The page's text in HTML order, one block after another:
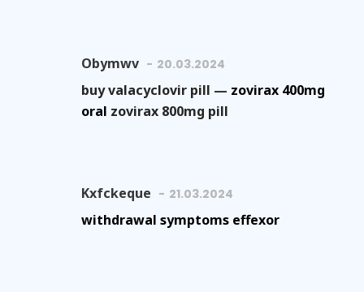
Obymwv 20.03.2024
buy valacyclovir pill — zovirax 400mg
oral zovirax 800mg pill
Kxfckeque 21.03.2024
withdrawal symptoms effexor